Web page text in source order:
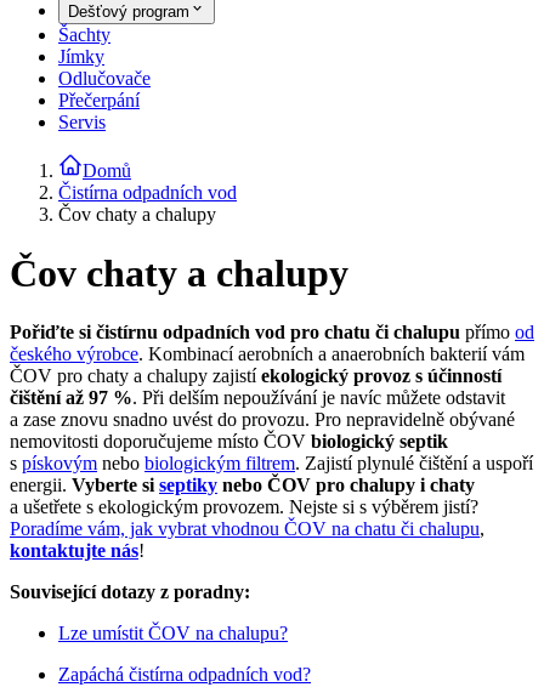
Dešťový program
Šachty
Jímky
Odlučovače
Přečerpání
Servis
Domů
Čistírna odpadních vod
Čov chaty a chalupy
Čov chaty a chalupy
Pořiďte si čistírnu odpadních vod pro chatu či chalupu přímo od
českého výrobce. Kombinací aerobních a anaerobních bakterií vám
ČOV pro chaty a chalupy zajistí ekologický provoz s účinností
čištění až 97 %. Při delším nepoužívání je navíc můžete odstavit
a zase znovu snadno uvést do provozu. Pro nepravidelně obývané
nemovitosti doporučujeme místo ČOV biologický septik
s pískovým nebo biologickým filtrem. Zajistí plynulé čištění a uspoří
energii. Vyberte siseptiky nebo ČOV pro chalupy i chaty
a ušetřete s ekologickým provozem. Nejste si s výběrem jistí?
Poradíme vám, jak vybrat vhodnou ČOV na chatu či chalupu,
kontaktujte nás!
Související dotazy z poradny:
Lze umístit ČOV na chalupu?
Zapáchá čistírna odpadních vod?